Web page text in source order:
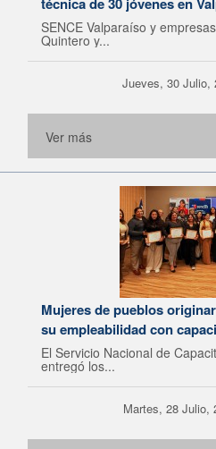
SENCE Valparaíso y
Quintero y...
Jueves, 30 Julio,
Ver más
Mujeres de pueblos
su empleabilidad con
El Servicio Nacional de
entregó los...
Martes, 28 Julio,